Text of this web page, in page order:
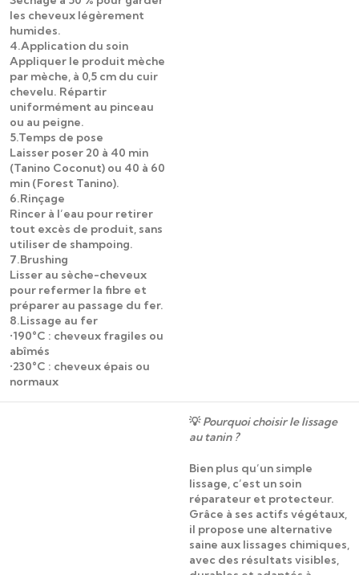
les cheveux légèrement
humides.
4.Application du soin
Appliquer le produit mèche
par mèche, à 0,5 cm du cuir
chevelu. Répartir
uniformément au pinceau
ou au peigne.
5.Temps de pose
Laisser poser 20 à 40 min
(Tanino Coconut) ou 40 à 60
min (Forest Tanino).
6.Rinçage
Rincer à l’eau pour retirer
tout excès de produit, sans
utiliser de shampoing.
7.Brushing
Lisser au sèche-cheveux
pour refermer la fibre et
préparer au passage du fer.
8.Lissage au fer
•190°C : cheveux fragiles ou
abîmés
•230°C : cheveux épais ou
normaux
💡Pourquoi choisir le lissage
au tanin ?
Bien plus qu’un simple
lissage, c’est un soin
réparateur et protecteur.
Grâce à ses actifs végétaux,
il propose une alternative
saine aux lissages chimiques,
avec des résultats visibles,